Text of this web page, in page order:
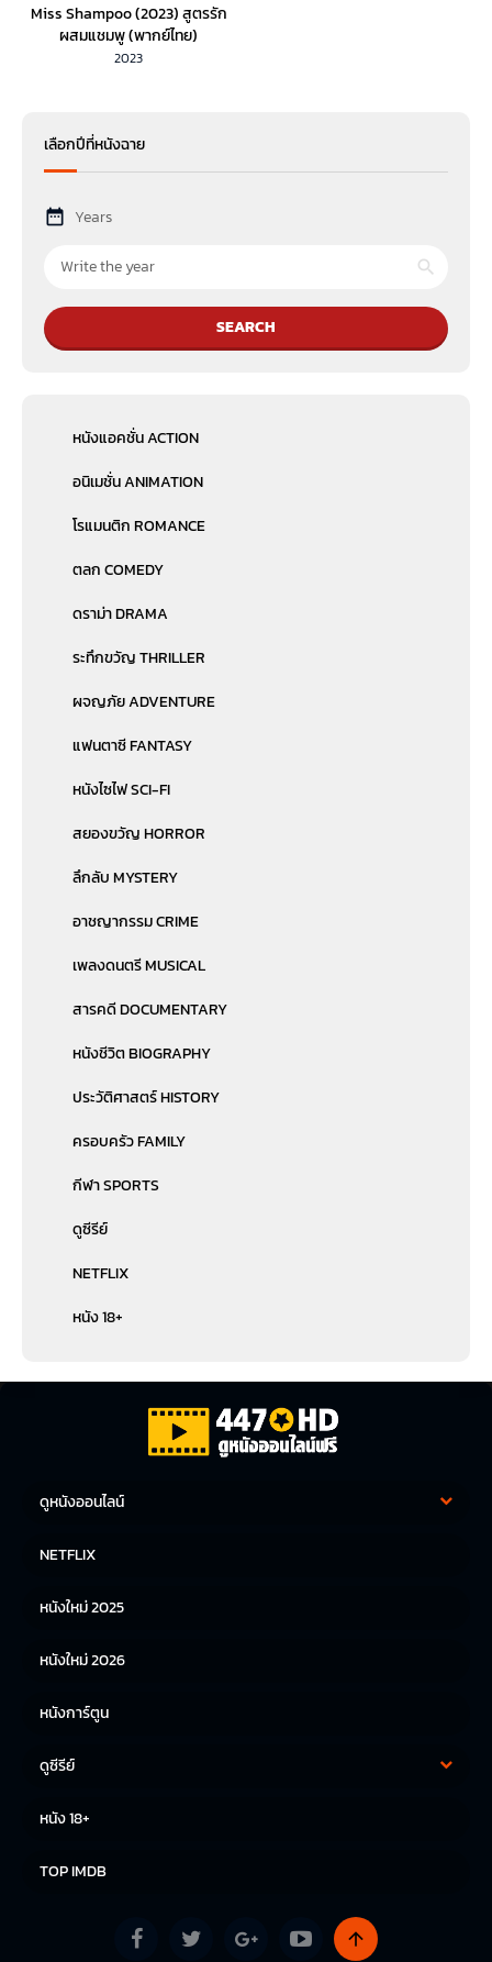
Miss Shampoo (2023) สูตรรัก
ผสมแชมพู (พากย์ไทย)
2023
เลือกปีที่หนังฉาย
Years
SEARCH
หนังแอคชั่น ACTION
อนิเมชั่น ANIMATION
โรแมนติก ROMANCE
ตลก COMEDY
ดราม่า DRAMA
ระทึกขวัญ THRILLER
ผจญภัย ADVENTURE
แฟนตาซี FANTASY
หนังไซไฟ SCI-FI
สยองขวัญ HORROR
ลึกลับ MYSTERY
อาชญากรรม CRIME
เพลงดนตรี MUSICAL
สารคดี DOCUMENTARY
หนังชีวิต BIOGRAPHY
ประวัติศาสตร์ HISTORY
ครอบครัว FAMILY
กีฬา SPORTS
ดูซีรีย์
NETFLIX
หนัง 18+
ดูหนังออนไลน์
หนังญี่ปุ่น
NETFLIX
หนังใหม่ 2025
หนังใหม่ 2026
หนังการ์ตูน
ดูซีรีย์
หนัง 18+
TOP IMDB